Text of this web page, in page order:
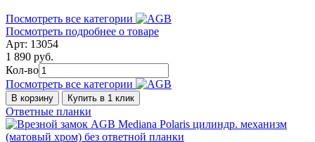
Посмотреть все категории
Посмотреть подробнее о товаре
Арт: 13054
1 890 руб.
Кол-во
Посмотреть все категории
В корзину Купить в 1 клик
Ответные планки